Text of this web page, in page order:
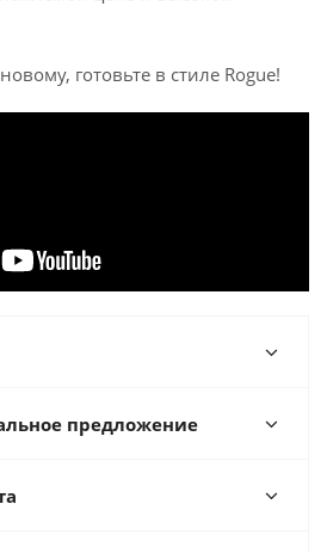
готовьте в стиле Rogue!
предложение